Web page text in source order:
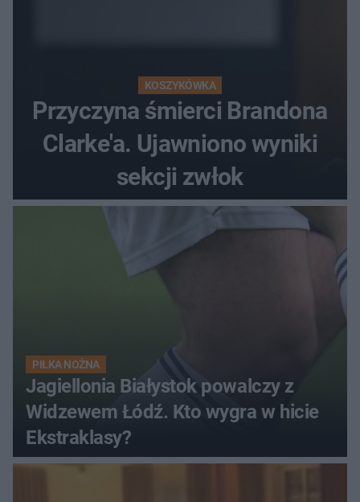
KOSZYKÓWKA
Przyczyna śmierci Brandona
Clarke'a. Ujawniono wyniki
sekcji zwłok
PIŁKA NOŻNA
Jagiellonia Białystok powalczy z
Widzewem Łódź. Kto wygra w hicie
Ekstraklasy?